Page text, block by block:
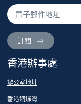
訂閱
香港辦事處
辦公室地址
香港銅鑼灣